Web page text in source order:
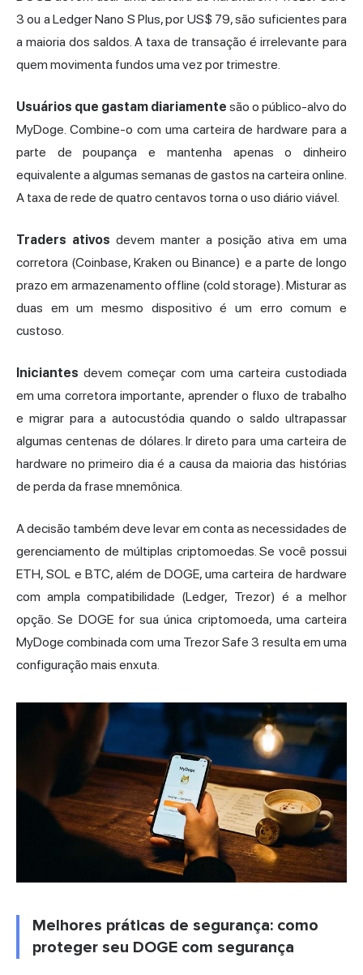
3 ou a Ledger Nano S Plus, por US$ 79, são suficientes para
a maioria dos saldos. A taxa de transação é irrelevante para
quem movimenta fundos uma vez por trimestre.
Usuários que gastam diariamente são o público-alvo do
MyDoge. Combine-o com uma carteira de hardware para a
parte de poupança e mantenha apenas o dinheiro
equivalente a algumas semanas de gastos na carteira online.
A taxa de rede de quatro centavos torna o uso diário viável.
Traders ativos devem manter a posição ativa em uma
corretora (Coinbase, Kraken ou Binance) e a parte de longo
prazo em armazenamento offline (cold storage). Misturar as
duas em um mesmo dispositivo é um erro comum e
custoso.
Iniciantes devem começar com uma carteira custodiada
em uma corretora importante, aprender o fluxo de trabalho
e migrar para a autocustódia quando o saldo ultrapassar
algumas centenas de dólares. Ir direto para uma carteira de
hardware no primeiro dia é a causa da maioria das histórias
de perda da frase mnemônica.
A decisão também deve levar em conta as necessidades de
gerenciamento de múltiplas criptomoedas. Se você possui
ETH, SOL e BTC, além de DOGE, uma carteira de hardware
com ampla compatibilidade (Ledger, Trezor) é a melhor
opção. Se DOGE for sua única criptomoeda, uma carteira
MyDoge combinada com uma Trezor Safe 3 resulta em uma
configuração mais enxuta.
Melhores práticas de segurança: como
proteger seu DOGE com segurança